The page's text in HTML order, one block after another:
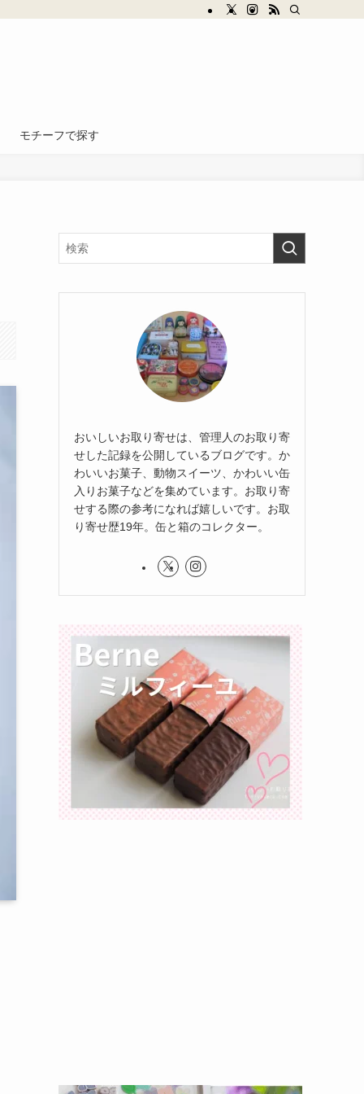
モチーフで探す
おいしいお取り寄せは、管理人のお取り寄
せした記録を公開しているブログです。か
わいいお菓子、動物スイーツ、かわいい缶
入りお菓子などを集めています。お取り寄
せする際の参考になれば嬉しいです。お取
り寄せ歴19年。缶と箱のコレクター。